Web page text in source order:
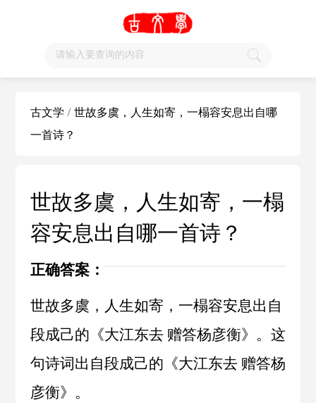
古文学 /世故多虞，人生如寄，一榻容安息出自哪
一首诗？
世故多虞，人生如寄，一榻
容安息出自哪一首诗？
正确答案：
世故多虞，人生如寄，一榻容安息出自
段成己的《大江东去 赠答杨彦衡》。这
句诗词出自段成己的《大江东去 赠答杨
彦衡》。